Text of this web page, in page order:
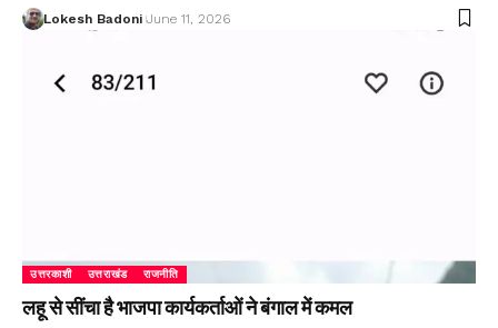
Lokesh Badoni June 11, 2026
उत्तरकाशी उत्तराखंड राजनीति
लहू से सींचा है भाजपा कार्यकर्ताओं ने बंगाल में कमल